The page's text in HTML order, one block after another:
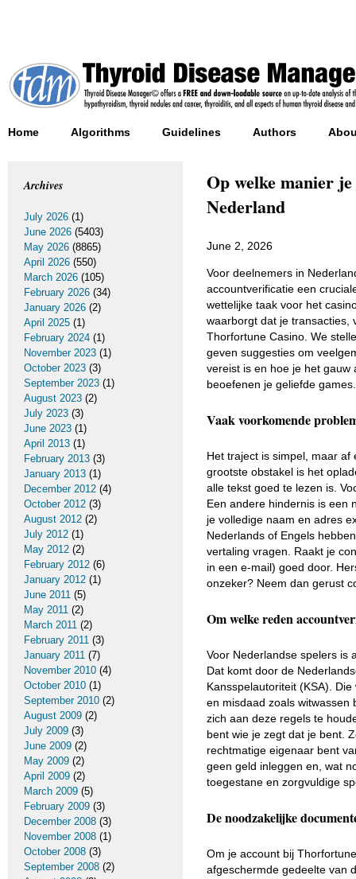
Home Algorithms Guidelines Authors
Op welke manier
Nederland
June 2, 2026
Voor deelnemers in
accountverificatie een
wettelijke taak voor het
waarborgt dat je transacties,
Thorfortune Casino. We
geven suggesties om
vereist is en hoe je het
beoefenen je geliefde games.
Vaak voorkomende
Het traject is simpel, maar
grootste obstakel is het
alle tekst goed te lezen is.
Een andere hindernis is een
je volledige naam en adres
Nederlands of Engels
vertaling vragen. Raakt je
in een e-mail) goed door.
onzeker? Neem dan gerust
Om welke reden
Voor Nederlandse spelers is
Dat komt door de
Kansspelautoriteit (KSA).
en misdaad zoals witwassen
zich aan deze regels te
bent wie je zegt dat je bent.
rechtmatige eigenaar bent
geen geld inleggen en, wat
toegestane en zorgvuldige
De noodzakelijke
Om je account bij
afgeschermde gedeelte van
Archives
July 2026 (1)
June 2026 (5403)
May 2026 (8865)
April 2026 (550)
March 2026 (105)
February 2026 (34)
January 2026 (2)
April 2025 (1)
February 2024 (1)
November 2023 (1)
October 2023 (3)
September 2023 (1)
August 2023 (2)
July 2023 (3)
June 2023 (1)
April 2013 (1)
February 2013 (3)
January 2013 (1)
December 2012 (4)
October 2012 (3)
August 2012 (2)
July 2012 (1)
May 2012 (2)
February 2012 (6)
January 2012 (1)
June 2011 (5)
May 2011 (2)
March 2011 (2)
February 2011 (3)
January 2011 (7)
November 2010 (4)
October 2010 (1)
September 2010 (2)
August 2009 (2)
July 2009 (3)
June 2009 (2)
May 2009 (2)
April 2009 (2)
March 2009 (5)
February 2009 (3)
December 2008 (3)
November 2008 (1)
October 2008 (3)
September 2008 (2)